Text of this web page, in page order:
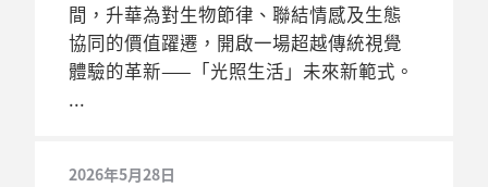
間，升華為對生物節律、聯結情感及生態
協同的價值躍遷，開啟一場超越傳統視覺
體驗的革新——「光照生活」未來新範式。
2026年5月28日